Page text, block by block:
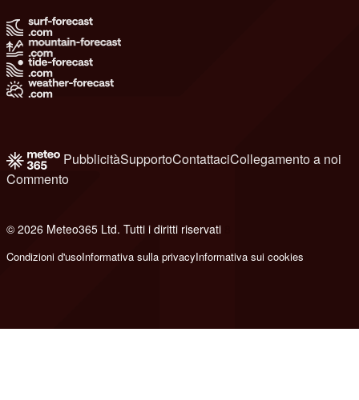
PubblicitàSupportoContattaciCollegamento a noi
Commento
© 2026 Meteo365 Ltd. Tutti i diritti riservati
Condizioni d'usoInformativa sulla privacyInformativa sui cookies